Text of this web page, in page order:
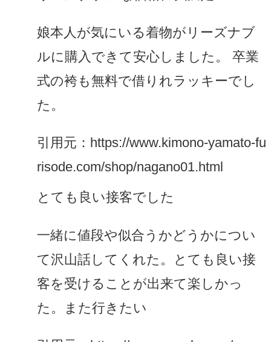
娘本人が気にいる着物がリーズナブ
ルに購入できて安心しました。 卒業
式の袴も無料で借りれラッキーでし
た。
引用元：https://www.kimono-yamato-fu
risode.com/shop/nagano01.html
とても良い接客でした
一緒に値段や似合うかどうかについ
て沢山話してくれた。とても良い接
客を受けることが出来て楽しかっ
た。また行きたい